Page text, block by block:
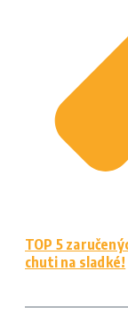
TOP 5
chuti na sladké!